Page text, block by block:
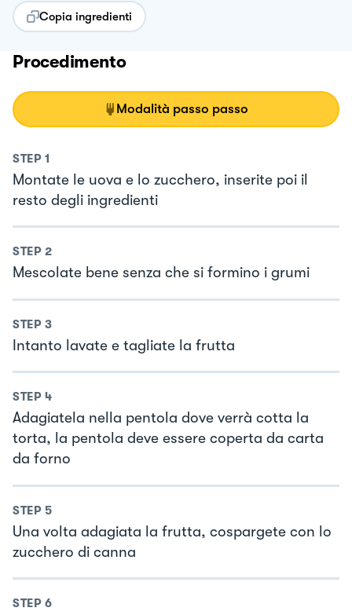
Copia ingredienti
Procedimento
Modalità passo passo
STEP 1
Montate le uova e lo zucchero, inserite poi il
resto degli ingredienti
STEP 2
Mescolate bene senza che si formino i grumi
STEP 3
Intanto lavate e tagliate la frutta
STEP 4
Adagiatela nella pentola dove verrà cotta la
torta, la pentola deve essere coperta da carta
da forno
STEP 5
Una volta adagiata la frutta, cospargete con lo
zucchero di canna
STEP 6